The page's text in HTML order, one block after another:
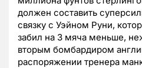
должен составить
связку с Уэйном Руни,
забил на 3 мяча меньше,
вторым бомбардиром
распоряжении тренера